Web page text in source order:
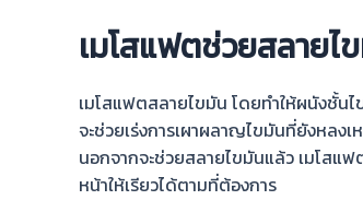
เมโสแฟตช่วยสลายไ
เมโสแฟตสลายไขมัน โดยทำให้ผนังชั้น
จะช่วยเร่งการเผาผลาญไขมันที่ยังหลง
นอกจากจะช่วยสลายไขมันแล้ว เมโสแฟ
หน้าให้เรียวได้ตามที่ต้องการ